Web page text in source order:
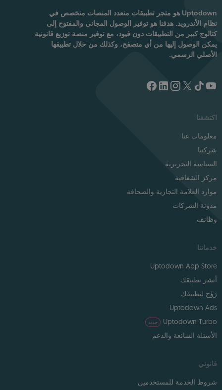
Uptodown هو متجر تطبيقات متعدد المنصات متخصص في
نظام الأندرويد. هدفنا هو توفير الوصول المجاني والمفتوح إلى
كتالوج كبير من التطبيقات دون قيود، مع توفير منصة توزيع قانونية
يمكن الوصول إليها من أي متصفح، وكذلك من خلال تطبيقها
الأصلي الرسمي.
اكتشفنا
معلومات عنا
شركتنا
السياسة التحريرية
مركز الشفافية
موارد العلامة التجارية والصحافة
مدونة الشركات
وظائف
خدماتنا
Uptodown App Store
أنشر تطبيقك
رَوِّج لتطبيقك
Uptodown Ads
Uptodown Turbo
جديد
الأسئلة الشائعة والدعم
قانوني
شروط الخدمة للمستخدمين